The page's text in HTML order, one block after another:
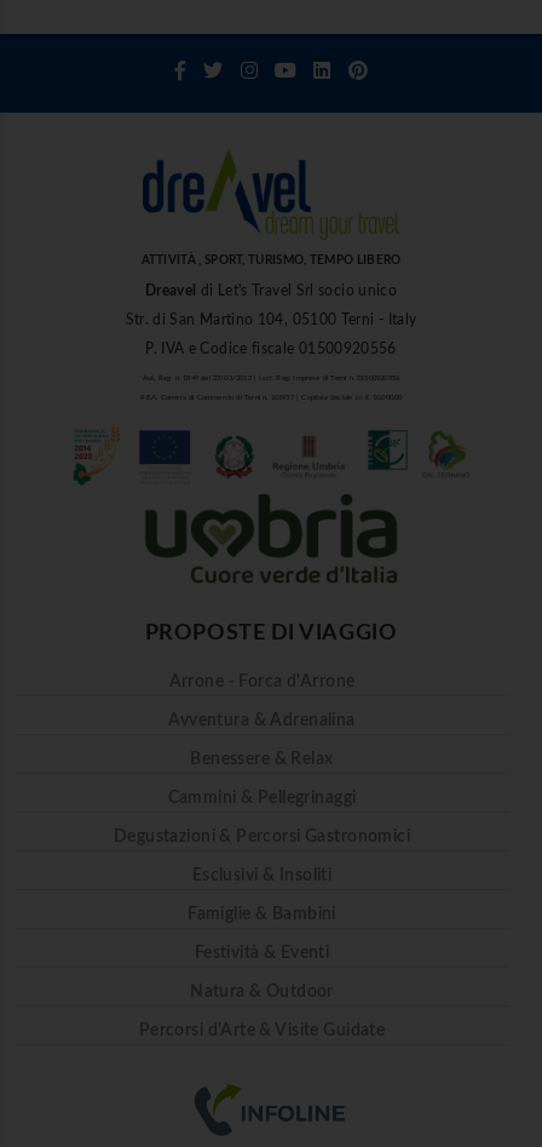
ATTIVITÀ , SPORT, TURISMO, TEMPO LIBERO
Dreavel
di Let's Travel Srl socio unico
Str. di San Martino 104, 05100 Terni - Italy
P. IVA e Codice fiscale 01500920556
Aut. Reg. n. 1849 del 27/03/2013 | Iscr. Reg. Imprese di Terni n. 01500920556
R.E.A. Camera di Commercio di Terni n. 101937 | Capitale Sociale i.v. € 10.000,00
PROPOSTE DI VIAGGIO
Arrone - Forca d'Arrone
Avventura & Adrenalina
Benessere & Relax
Cammini & Pellegrinaggi
Degustazioni & Percorsi Gastronomici
Esclusivi & Insoliti
Famiglie & Bambini
Festività & Eventi
Natura & Outdoor
Percorsi d'Arte & Visite Guidate